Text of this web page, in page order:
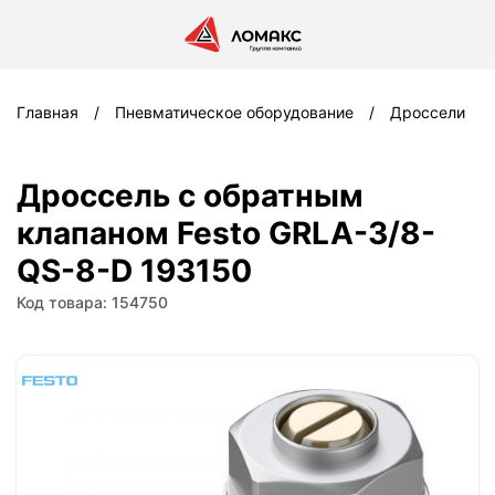
Главная Пневматическое оборудование Дроссели
Дроссель с обратным
клапаном Festo GRLA-3/8-
QS-8-D 193150
Код товара: 154750